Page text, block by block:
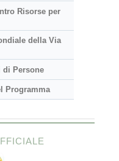
Risorse per
della Via
Persone
Programma